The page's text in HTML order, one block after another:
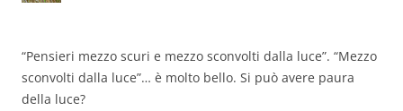
“Pensieri mezzo scuri e mezzo sconvolti dalla luce”. “Mezzo
sconvolti dalla luce”… è molto bello. Si può avere paura
della luce?